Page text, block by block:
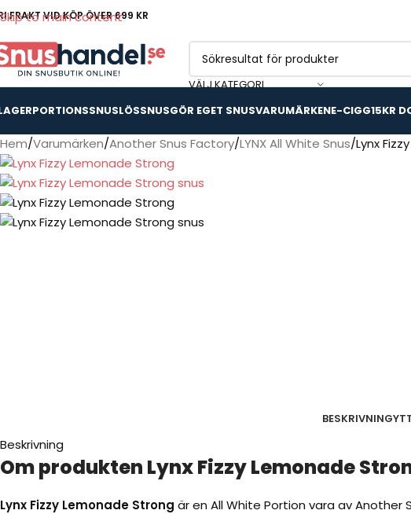
Skip to main content
FRAKT VID KÖP ÖVER 699 KR
VÄLJ KATEGORI
PORTIONSSNUSLÖSSNUSGÖR EGET SNUSVARUMÄRKENE-CIGG15KR
Hem Varumärken Another Snus Factory LYNX All White Snus Lynx
BESKRIVNING
Beskrivning
Om produkten Lynx Fizzy Lemonade
Lynx Fizzy Lemonade Strong är en All White Portion vara av